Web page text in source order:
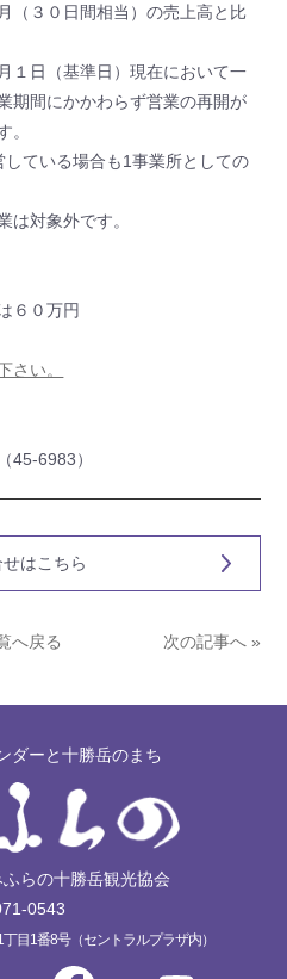
（３０日間相当）の売上高と比
１日（基準日）現在において一
期間にかかわらず営業の再開が
。
している場合も1事業所としての
は対象外です。
６０万円
さい。
45-6983）
はこちら
へ戻る 次の記事へ »
ダーと十勝岳のまち
らの十勝岳観光協会
0543
目1番8号（セントラルプラザ内）